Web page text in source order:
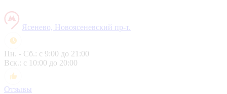
Ясенево, Новоясеневский пр-т.
Пн. - Сб.: с 9:00 до 21:00
Вск.: с 10:00 до 20:00
Отзывы